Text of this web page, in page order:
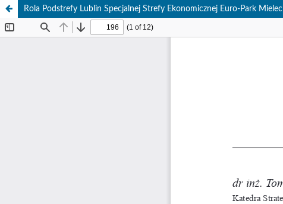
Rola Podstrefy Lublin Specjalnej Strefy Ekonomicznej Euro-Park